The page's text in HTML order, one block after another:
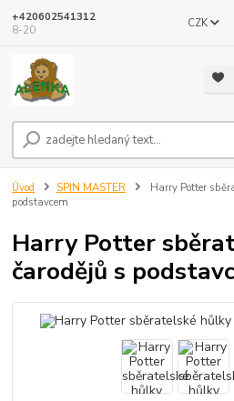
CZK
+420602541312
8-20
Úvod SPIN MASTER
Harry Potter
podstavcem
Harry Potter
čarodějů s